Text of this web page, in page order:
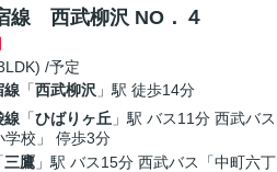
線 西武柳沢 NO．４
/予定
線「西武柳沢 」駅 徒歩14分
線「ひばりヶ丘 」駅 バス11分 西武バス
学校」 停歩3分
三鷹」駅 バス15分 西武バス「中町六丁